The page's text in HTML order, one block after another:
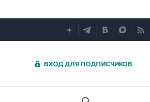
ВХОД ДЛЯ ПОДПИСЧИКОВ